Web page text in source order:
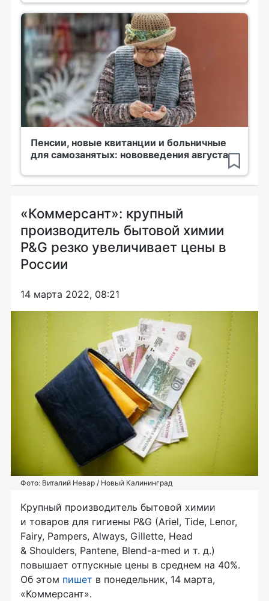
Пенсии, новые квитанции и больничные
для самозанятых: нововведения августа
«Коммерсант»: крупный
производитель бытовой химии
P&G резко увеличивает цены в
России
14 марта 2022, 08:21
Фото: Виталий Невар / Новый Калининград
Крупный производитель бытовой химии
и товаров для гигиены P&G (Ariel, Tide, Lenor,
Fairy, Pampers, Always, Gillette, Head
& Shoulders, Pantene, Blend-a-med и т. д.)
повышает отпускные цены в среднем на 40%.
Об этом пишет в понедельник, 14 марта,
«Коммерсант».